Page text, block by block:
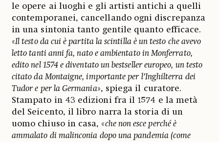
le opere ai luoghi e gli artisti antichi a quelli
contemporanei, cancellando ogni discrepanza
in una sintonia tanto gentile quanto efficace.
«Il testo da cui è partita la scintilla è un testo che avevo
letto tanti anni fa, nato e ambientato in Monferrato,
edito nel 1574 e diventato un bestseller europeo, un testo
citato da Montaigne, importante per l’Inghilterra dei
Tudor e per la Germania», spiega il curatore.
Stampato in 43 edizioni fra il 1574 e la metà
del Seicento, il libro narra la storia di un
uomo chiuso in casa, «che non esce perché è
ammalato di malinconia dopo una pandemia (come